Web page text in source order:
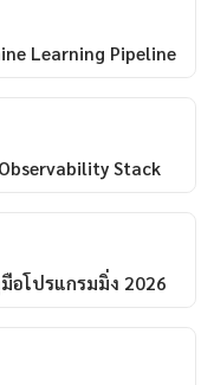
Learning Pipeline
Stack
อโปรแกรมมิ่ง 2026